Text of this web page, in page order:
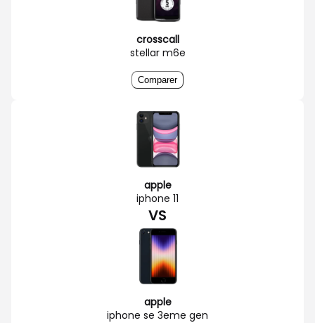
crosscall
stellar m6e
Comparer
apple
iphone 11
VS
apple
iphone se 3eme gen